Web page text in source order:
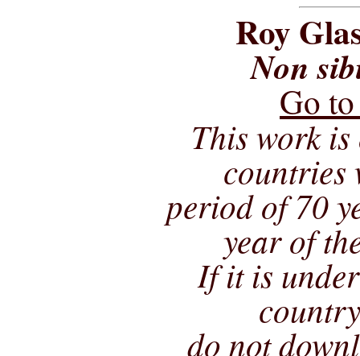
Roy
Non
Go
This work
countries
period of 70
year of
If it is
do not